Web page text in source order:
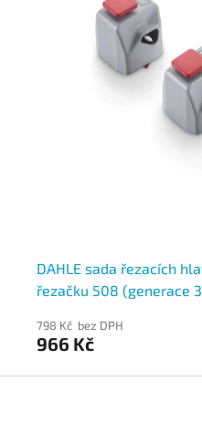
DAHLE sada řezacích
řezačku 508 (generace
798 Kč bez DPH
966 Kč